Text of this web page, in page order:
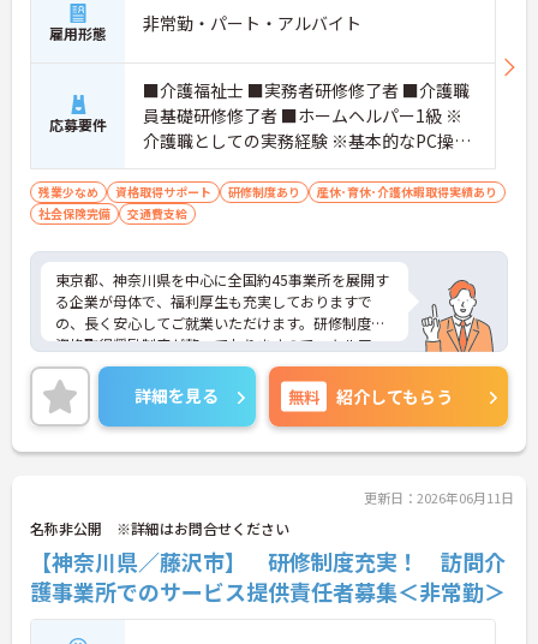
・各種手当も充実し収入の安定感あり
→ 責任あるポジションに見合った待遇です
■ チームで支える安心ケア♪
現場の連携を重視した職場です。
・訪問・施設が一体となった環境
・調整業務にも関われるポジション
→ 一人で抱え込まない支援体制です
スキルの幅を広げたい方におすすめです。
・医療依存度の高い方へのケアあり
・身体介護から生活支援まで幅広く対応
・終末期ケアにも関われる環境
→ 実践を通して対応力がしっかり身につきます
雇用形態 非常勤・パート・アルバイト
応募要件
■介護福祉士 ■実務者研修修了者 ■介護職
員基礎研修修了者 ■ホームヘルパー1級 ※
介護職としての実務経験 ※基本的なPC操作
ができる方 ※地域によっては、普通自動車
運転免許(AT限定可)が必要となる場合があ
ります。
残業少なめ 資格取得サポート 研修制度あり
産休･育休･介護休暇取得実績あり
社会保険完備
交通費支給
東京都、神奈川県を中心に全国約45事業所を展開す
る企業が母体で、福利厚生も充実しておりますで
の、長く安心してご就業いただけます。研修制度や
資格取得奨励制度が整っておりますのでスキルアッ
プも目指せる環境です。
ご興味のある方は是非お気軽にお問い合わせ下さ
い。
詳細を見る 無料 紹介してもらう
更新日：2026年06月11日
名称非公開 ※詳細はお問合せください
【神奈川県／藤沢市】 研修制度充実！ 訪問介
護事業所でのサービス提供責任者募集＜非常勤＞